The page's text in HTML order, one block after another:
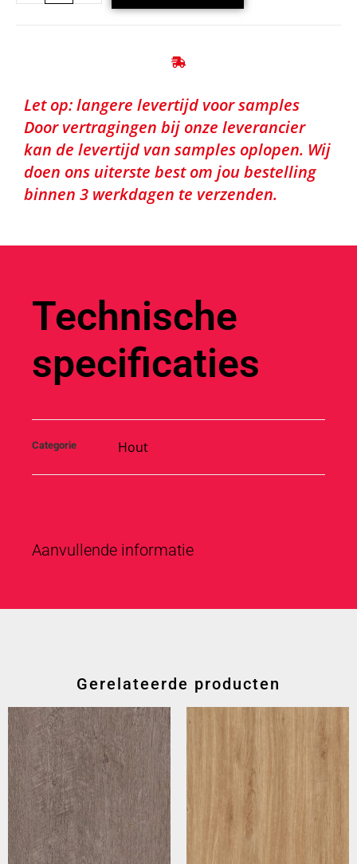
Let op: langere levertijd voor samples
Door vertragingen bij onze leverancier
kan de levertijd van samples oplopen. Wij
doen ons uiterste best om jou bestelling
binnen 3 werkdagen te verzenden.
Technische
specificaties
Categorie Hout
Aanvullende informatie
Gerelateerde producten